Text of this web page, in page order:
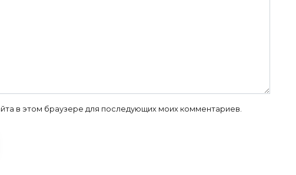
в этом браузере для последующих моих комментариев.